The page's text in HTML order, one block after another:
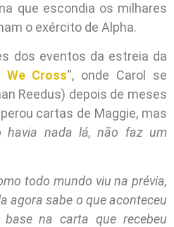
que escondia os milhares
o exército de Alpha.
dos eventos da estreia da
We Cross“, onde Carol se
Reedus) depois de meses
cartas de Maggie, mas
havia nada lá, não faz um
todo mundo viu na prévia,
agora sabe o que aconteceu
na carta que recebeu